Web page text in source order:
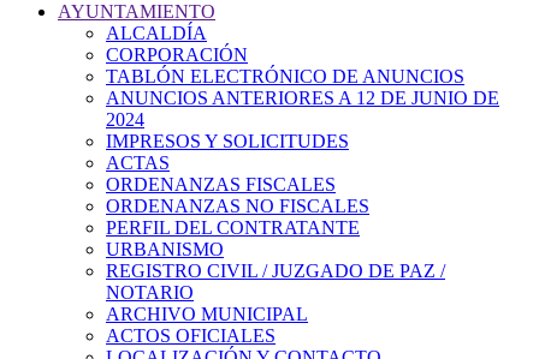
AYUNTAMIENTO
ALCALDÍA
CORPORACIÓN
TABLÓN ELECTRÓNICO DE ANUNCIOS
ANUNCIOS ANTERIORES A 12 DE JUNIO DE
2024
IMPRESOS Y SOLICITUDES
ACTAS
ORDENANZAS FISCALES
ORDENANZAS NO FISCALES
PERFIL DEL CONTRATANTE
URBANISMO
REGISTRO CIVIL / JUZGADO DE PAZ /
NOTARIO
ARCHIVO MUNICIPAL
ACTOS OFICIALES